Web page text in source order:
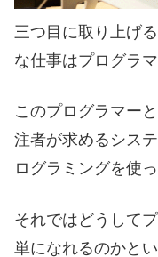
三つ目に取り上げ
な仕事はプログラマ
このプログラマー
注者が求めるシス
ログラミングを使
それではどうして
単になれるのかと